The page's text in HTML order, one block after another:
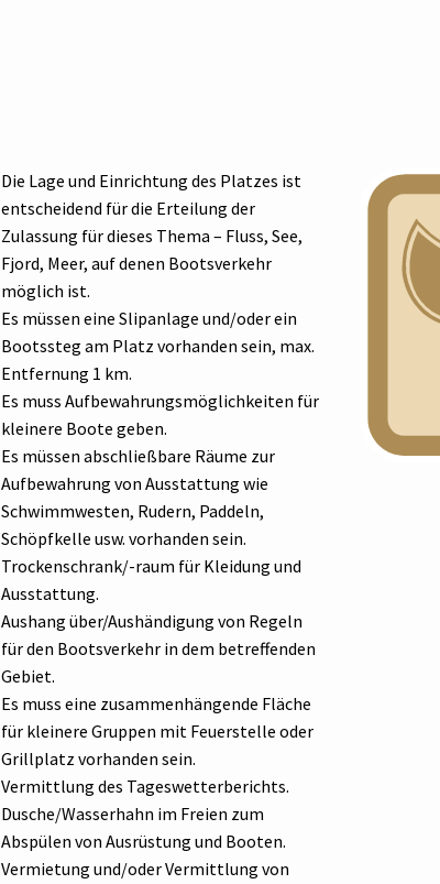
Die Lage und Einrichtung des Platzes ist
entscheidend für die Erteilung der
Zulassung für dieses Thema – Fluss, See,
Fjord, Meer, auf denen Bootsverkehr
möglich ist.
Es müssen eine Slipanlage und/oder ein
Bootssteg am Platz vorhanden sein, max.
Entfernung 1 km.
Es muss Aufbewahrungsmöglichkeiten für
kleinere Boote geben.
Es müssen abschließbare Räume zur
Aufbewahrung von Ausstattung wie
Schwimmwesten, Rudern, Paddeln,
Schöpfkelle usw. vorhanden sein.
Trockenschrank/-raum für Kleidung und
Ausstattung.
Aushang über/Aushändigung von Regeln
für den Bootsverkehr in dem betreffenden
Gebiet.
Es muss eine zusammenhängende Fläche
für kleinere Gruppen mit Feuerstelle oder
Grillplatz vorhanden sein.
Vermittlung des Tageswetterberichts.
Dusche/Wasserhahn im Freien zum
Abspülen von Ausrüstung und Booten.
Vermietung und/oder Vermittlung von